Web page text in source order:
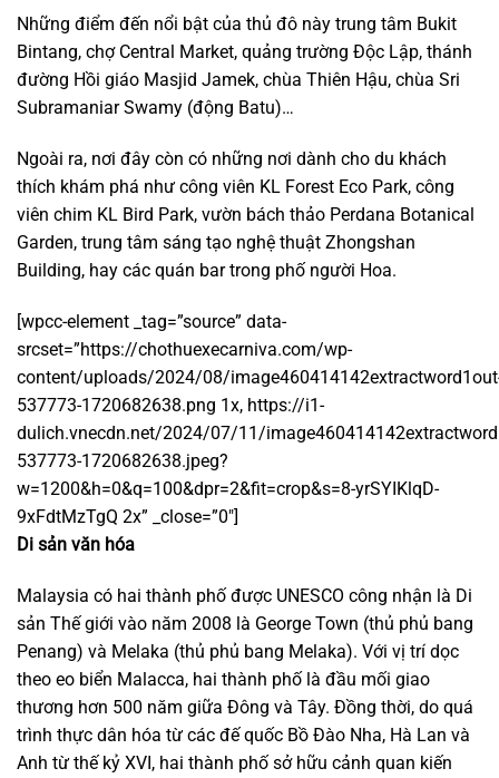
Những điểm đến nổi bật của thủ đô này trung tâm Bukit
Bintang, chợ Central Market, quảng trường Độc Lập, thánh
đường Hồi giáo Masjid Jamek, chùa Thiên Hậu, chùa Sri
Subramaniar Swamy (động Batu)…
Ngoài ra, nơi đây còn có những nơi dành cho du khách
thích khám phá như công viên KL Forest Eco Park, công
viên chim KL Bird Park, vườn bách thảo Perdana Botanical
Garden, trung tâm sáng tạo nghệ thuật Zhongshan
Building, hay các quán bar trong phố người Hoa.
[wpcc-element _tag=”source” data-
srcset=”https://chothuexecarniva.com/wp-
content/uploads/2024/08/
537773-1720682638.png 1x, https://i1-
dulich.vnecdn.net/2024/07/11/
537773-1720682638.jpeg?
w=1200&h=0&q=100&dpr=2&fit=crop&s=8-yrSYIKlqD-
9xFdtMzTgQ 2x” _close=”0″]
Di sản văn hóa
Malaysia có hai thành phố được UNESCO công nhận là Di
sản Thế giới vào năm 2008 là George Town (thủ phủ bang
Penang) và Melaka (thủ phủ bang Melaka). Với vị trí dọc
theo eo biển Malacca, hai thành phố là đầu mối giao
thương hơn 500 năm giữa Đông và Tây. Đồng thời, do quá
trình thực dân hóa từ các đế quốc Bồ Đào Nha, Hà Lan và
Anh từ thế kỷ XVI, hai thành phố sở hữu cảnh quan kiến